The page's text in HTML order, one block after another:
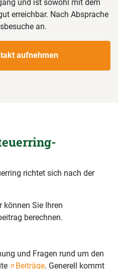
und ist sowohl mit dem
erreichbar. Nach Absprache
an.
aufnehmen
richtet sich nach der
können Sie Ihren
berechnen.
und Fragen rund um den
Beiträge. Generell kommt